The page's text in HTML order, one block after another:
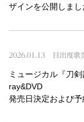
ザインを公開しまし
2026.01.13 目出度歌
ミュージカル『刀
ray&DVD
発売日決定および